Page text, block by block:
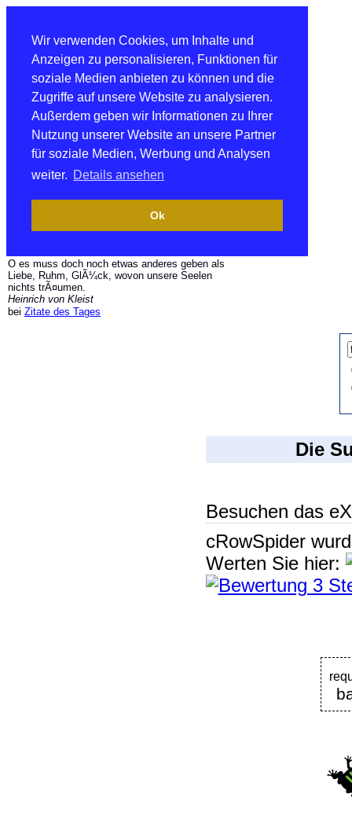
Wir verwenden Cookies, um Inhalte und
Anzeigen zu personalisieren, Funktionen für
soziale Medien anbieten zu können und die
Zugriffe auf unsere Website zu analysieren.
Außerdem geben wir Informationen zu Ihrer
Nutzung unserer Website an unsere Partner
für soziale Medien, Werbung und Analysen
weiter. Details ansehen
Ok
O es muss doch noch etwas anderes geben als
Liebe, Ruhm, GlÃ¼ck, wovon unsere Seelen
nichts trÃ¤umen.
Heinrich von Kleist
bei Zitate des Tages
Die
Besuchen das
cRowSpider
Werten Sie hier: